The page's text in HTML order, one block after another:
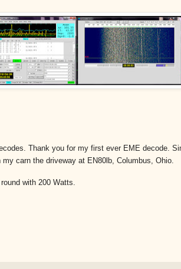
Thank you for my first ever EME decode.
carn the driveway at EN80lb, Columbus, Ohio.
with 200 Watts.